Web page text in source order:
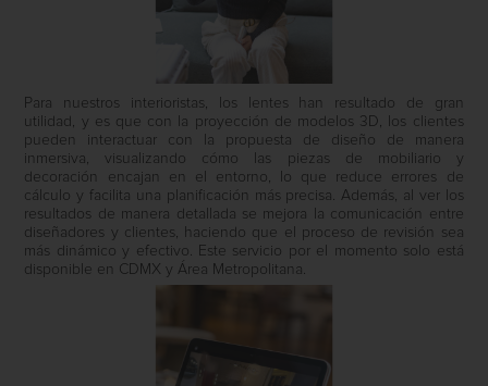
Para nuestros interioristas, los lentes han resultado de gran
utilidad, y es que con la proyección de modelos 3D, los clientes
pueden interactuar con la propuesta de diseño de manera
inmersiva, visualizando cómo las piezas de mobiliario y
decoración encajan en el entorno, lo que reduce errores de
cálculo y facilita una planificación más precisa. Además, al ver los
resultados de manera detallada se mejora la comunicación entre
diseñadores y clientes, haciendo que el proceso de revisión sea
más dinámico y efectivo. Este servicio por el momento solo está
disponible en CDMX y Área Metropolitana.